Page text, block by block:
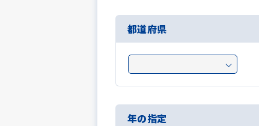
都道府県
年の指定